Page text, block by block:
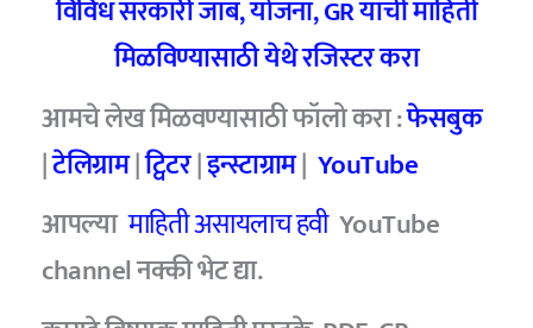
विविध सरकारी जॉब, योजना, GR यांची माहिती
मिळविण्यासाठी येथे रजिस्टर करा
आमचे लेख मिळवण्यासाठी फॉलो करा :फेसबुक
|टेलिग्राम|ट्विटर|इन्स्टाग्राम| YouTube
आपल्यामाहिती असायलाच हवी YouTube
channel नक्की भेट द्या.